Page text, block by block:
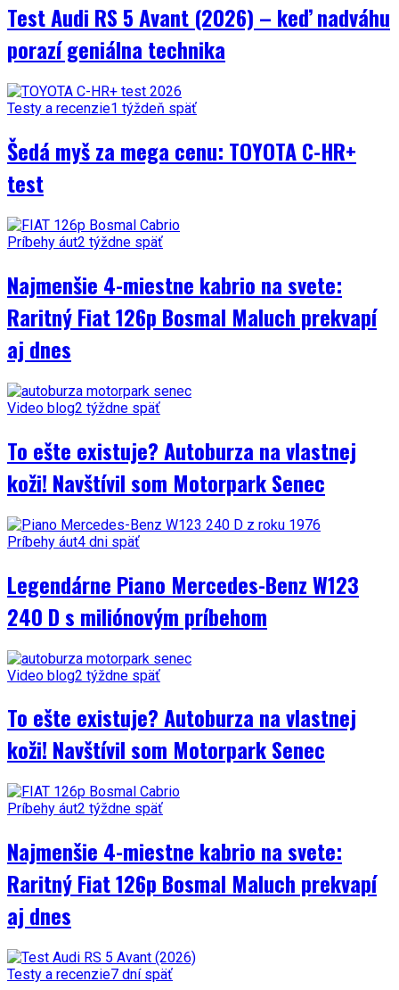
Test Audi RS 5 Avant (2026) – keď nadváhu
porazí geniálna technika
Testy a recenzie1 týždeň späť
Šedá myš za mega cenu: TOYOTA C-HR+
test
Príbehy áut2 týždne späť
Najmenšie 4-miestne kabrio na svete:
Raritný Fiat 126p Bosmal Maluch prekvapí
aj dnes
Video blog2 týždne späť
To ešte existuje? Autoburza na vlastnej
koži! Navštívil som Motorpark Senec
Príbehy áut4 dni späť
Legendárne Piano Mercedes-Benz W123
240 D s miliónovým príbehom
Video blog2 týždne späť
To ešte existuje? Autoburza na vlastnej
koži! Navštívil som Motorpark Senec
Príbehy áut2 týždne späť
Najmenšie 4-miestne kabrio na svete:
Raritný Fiat 126p Bosmal Maluch prekvapí
aj dnes
Testy a recenzie7 dní späť